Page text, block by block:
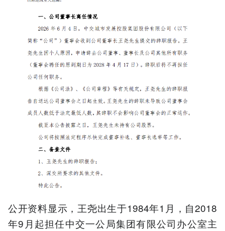
公开资料显示，王尧出生于1984年1月，自2018
年9月起担任中交一公局集团有限公司办公室主